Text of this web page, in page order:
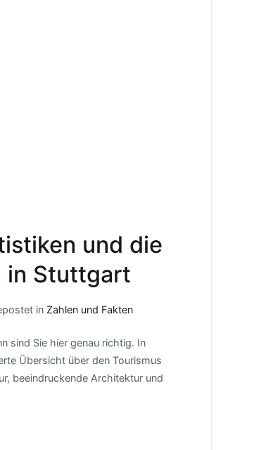
und die
in Stuttgart
inZahlen und Fakten
sind Sie hier genau richtig. In
Übersicht über den Tourismus
beeindruckende Architektur und